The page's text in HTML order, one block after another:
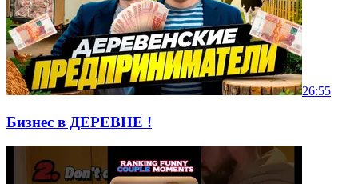
26:55
Бизнес в ДЕРЕВНЕ !